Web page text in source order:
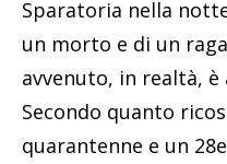
Sparatoria nella
un morto e di un
avvenuto, in realtà,
Secondo quanto
quarantenne e un